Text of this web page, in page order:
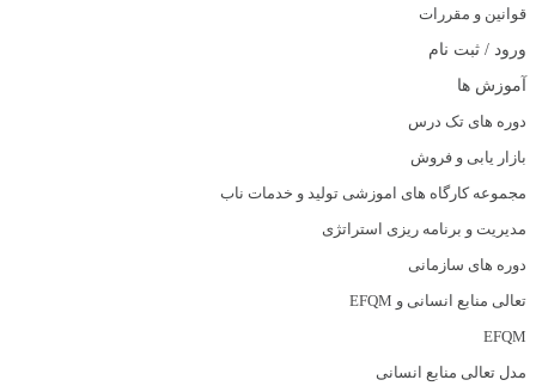
قوانین و مقررات
ورود / ثبت نام
آموزش ها
دوره های تک درس
بازار یابی و فروش
مجموعه کارگاه های اموزشی تولید و خدمات ناب
مدیریت و برنامه ریزی استراتژی
دوره های سازمانی
تعالی منابع انسانی و EFQM
EFQM
مدل تعالی منابع انسانی